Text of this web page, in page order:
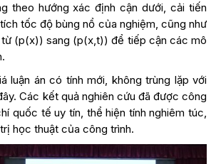
theo hướng xác định cận dưới, cải tiến
tốc độ bùng nổ của nghiệm, cũng như
(p(x)) sang (p(x,t)) để tiếp cận các mô
luận án có tính mới, không trùng lặp với
Các kết quả nghiên cứu đã được công
quốc tế uy tín, thể hiện tính nghiêm túc,
học thuật của công trình.